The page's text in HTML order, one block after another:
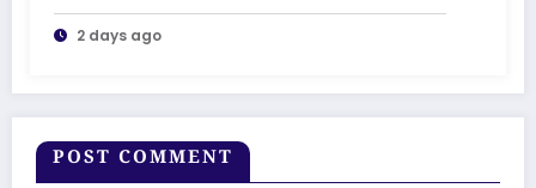
2 days ago
POST COMMENT